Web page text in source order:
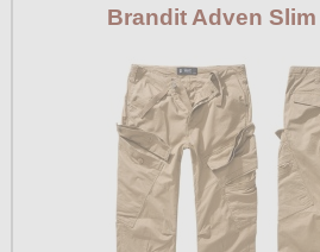
Brandit Adven